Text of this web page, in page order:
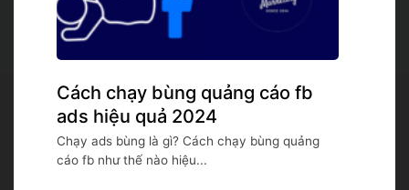
Cách chạy bùng quảng cáo fb
ads hiệu quả 2024
Chạy ads bùng là gì? Cách chạy bùng quảng
cáo fb như thế nào hiệu...